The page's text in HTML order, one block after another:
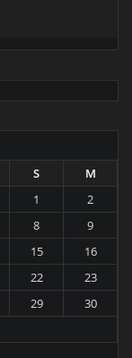
S
M
1
2
8
9
15
16
22
23
29
30